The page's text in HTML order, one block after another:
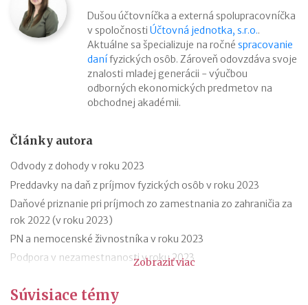
Dušou účtovníčka a externá spolupracovníčka
v spoločnosti Účtovná jednotka, s.r.o..
Aktuálne sa špecializuje na ročné spracovanie
danífyzických osôb. Zároveň odovzdáva svoje
znalosti mladej generácii - výučbou
odborných ekonomických predmetov na
obchodnej akadémii.
Články autora
Odvody z dohody v roku 2023
Preddavky na daň z príjmov fyzických osôb v roku 2023
Daňové priznanie pri príjmoch zo zamestnania zo zahraničia za
rok 2022 (v roku 2023)
PN a nemocenské živnostníka v roku 2023
Podpora v nezamestnanosti v roku 2023
Ročné zúčtovanie dane za rok 2022 (v roku 2023)
Zobraziť viac
Súvisiace témy